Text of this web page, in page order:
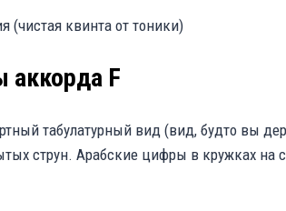
(чистая квинта от тоники)
аккорда F
табулатурный вид (вид, будто вы
струн. Арабские цифры в кружках на